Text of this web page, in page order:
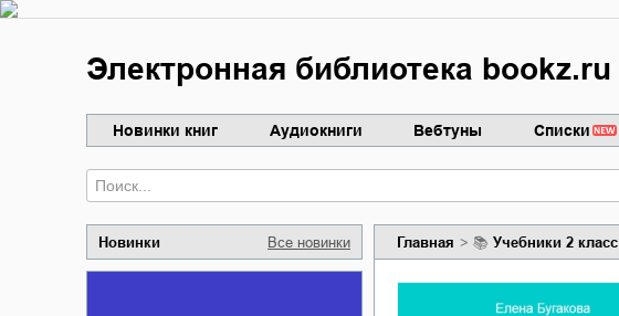
Электронная библиотека bookz.ru
Новинки книг Аудиокниги Вебтуны Списки
Новинки Все новинки Главная 📚 учебники 2 класс